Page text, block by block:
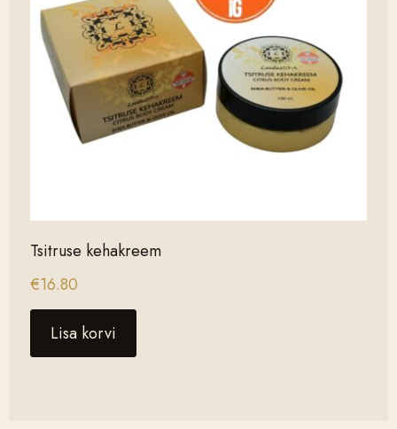
Tsitruse kehakreem
€16.80
Lisa korvi